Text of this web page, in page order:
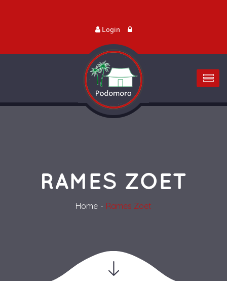
Login
RAMES ZOET
Home Rames Zoet